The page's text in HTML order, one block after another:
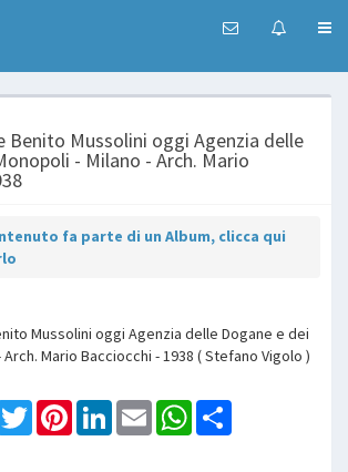
Benito Mussolini oggi Agenzia delle
- Milano - Arch. Mario
fa parte di un Album, clicca qui
Mussolini oggi Agenzia delle Dogane e dei
Mario Bacciocchi - 1938 ( Stefano Vigolo )
TwitterPinterestLinkedInEmail WhatsApp